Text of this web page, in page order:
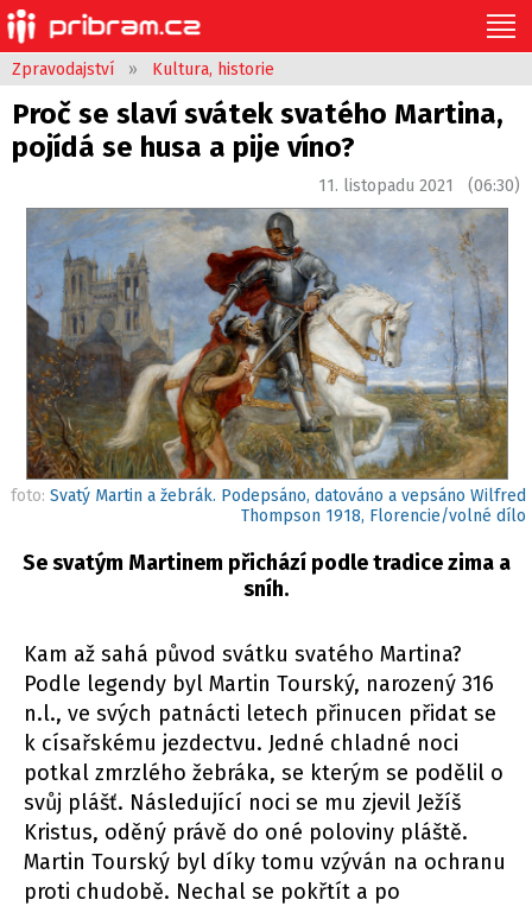
Zpravodajství » Kultura, historie
Proč se slaví svátek svatého Martina,
pojídá se husa a pije víno?
11. listopadu 2021 (06:30)
foto: Svatý Martin a žebrák. Podepsáno, datováno a vepsáno Wilfred
Thompson 1918, Florencie/volné dílo
Se svatým Martinem přichází podle tradice zima a
sníh.
Kam až sahá původ svátku svatého Martina?
Podle legendy byl Martin Tourský, narozený 316
n.l., ve svých patnácti letech přinucen přidat se
k císařskému jezdectvu. Jedné chladné noci
potkal zmrzlého žebráka, se kterým se podělil o
svůj plášť. Následující noci se mu zjevil Ježíš
Kristus, oděný právě do oné poloviny pláště.
Martin Tourský byl díky tomu vzýván na ochranu
proti chudobě. Nechal se pokřtít a po